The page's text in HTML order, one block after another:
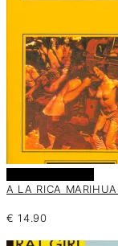
A LA RICA
€ 14.90